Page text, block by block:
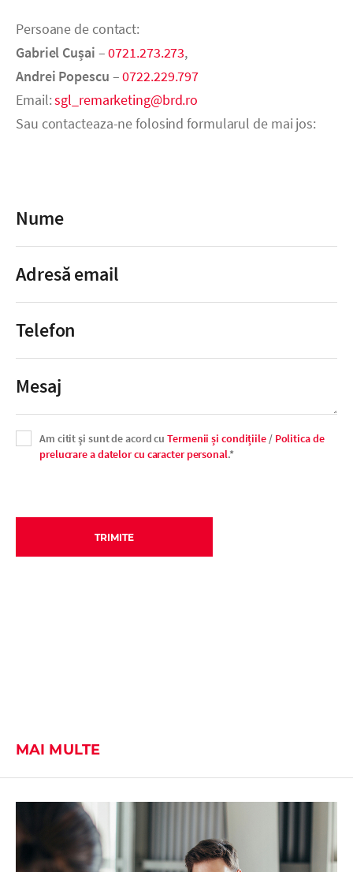
Persoane de contact:
Gabriel Cușai –0721.273.273,
Andrei Popescu –0722.229.797
Email:sgl_remarketing@brd.ro
Sau contacteaza-ne folosind formularul de mai jos:
Am citit şi sunt de acord cuTermenii și condițiile/ Politica de
prelucrare a datelor cu caracter personal.*
TRIMITE
MAI MULTE